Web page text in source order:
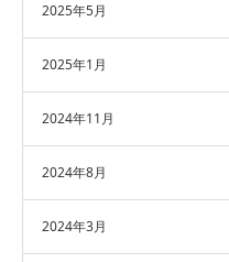
2025年5月
2025年1月
2024年11月
2024年8月
2024年3月